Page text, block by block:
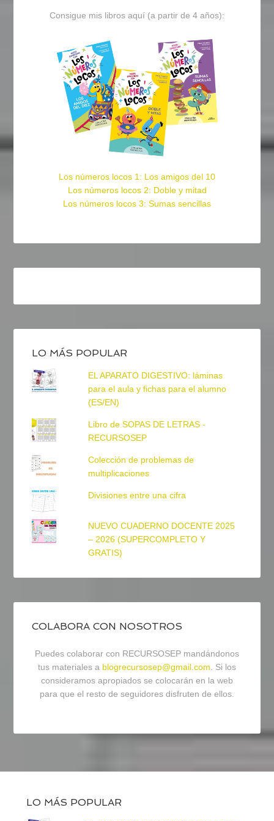
Consigue mis libros aquí (a partir de 4 años):
Los números locos 1: Los amigos del 10
Los números locos 2: Doble y mitad
Los números locos 3: Sumas sencillas
LO MÁS POPULAR
EL APARATO DIGESTIVO: láminas
para el aula y fichas para el alumno
(ES/EN)
Libro de SOPAS DE LETRAS -
RECURSOSEP
Colección de problemas de
multiplicaciones
Divisiones entre una cifra
NUEVO CUADERNO DOCENTE 2025
– 2026 (SUPERCOMPLETO Y
GRATIS)
COLABORA CON NOSOTROS
Puedes colaborar con RECURSOSEP mandándonos
tus materiales a blogrecursosep@gmail.com . Si los
consideramos apropiados se colocarán en la web
para que el resto de seguidores disfruten de ellos.
LO MÁS POPULAR